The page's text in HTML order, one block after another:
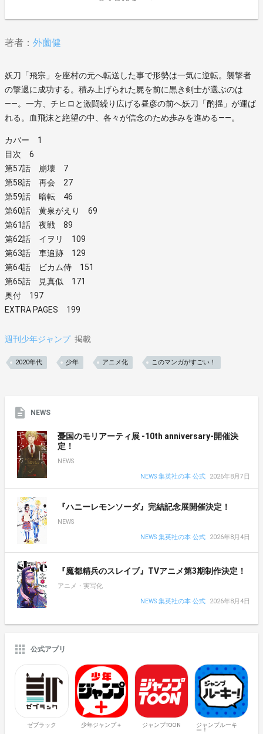
著者： 外薗健
妖刀「飛宗」を座村の元へ転送した事で形勢は一気に逆転。襲撃者
の撃退に成功する。積み上げられた屍を前に黒き剣士が選ぶのは
――。一方、チヒロと激闘繰り広げる昼彦の前へ妖刀「酌揺」が運ば
れる。血飛沫と絶望の中、各々が信念のため歩みを進める――。
カバー 1
目次 6
第57話 崩壊 7
第58話 再会 27
第59話 暗転 46
第60話 黄泉がえり 69
第61話 夜戦 89
第62話 イヲリ 109
第63話 車追跡 129
第64話 ビカム侍 151
第65話 見真似 171
奥付 197
EXTRA PAGES 199
週刊少年ジャンプ 掲載
2020年代 少年 アニメ化 このマンガがすごい！
NEWS
憂国のモリアーティ展 -10th anniversary-開催決
定！
NEWS
NEWS 集英社の本 公式
2026年8月7日
『ハニーレモンソーダ』完結記念展開催決定！
NEWS
NEWS 集英社の本 公式
2026年8月4日
『魔都精兵のスレイブ』TVアニメ第3期制作決定！
アニメ・実写化
NEWS 集英社の本 公式
2026年8月4日
公式アプリ
ゼブラック 少年ジャンプ＋ ジャンプTOON
ジャンプルーキ
ー！